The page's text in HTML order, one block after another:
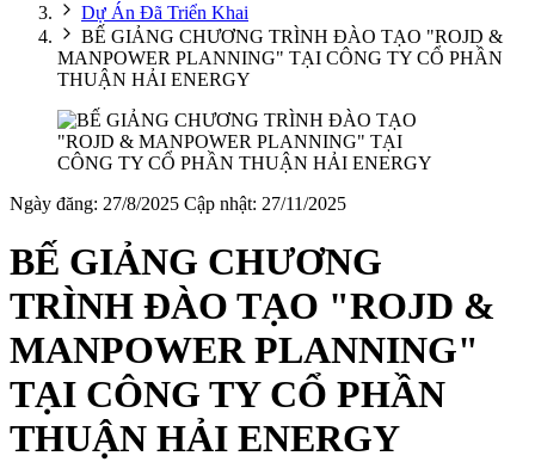
Dự Án Đã Triển Khai
BẾ GIẢNG CHƯƠNG TRÌNH ĐÀO TẠO "ROJD &
MANPOWER PLANNING" TẠI CÔNG TY CỔ PHẦN
THUẬN HẢI ENERGY
Ngày đăng: 27/8/2025 Cập nhật: 27/11/2025
BẾ GIẢNG CHƯƠNG
TRÌNH ĐÀO TẠO "ROJD &
MANPOWER PLANNING"
TẠI CÔNG TY CỔ PHẦN
THUẬN HẢI ENERGY